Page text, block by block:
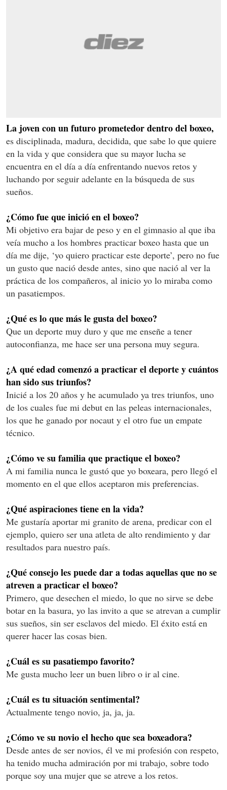
La joven con un futuro prometedor dentro del boxeo,
es disciplinada, madura, decidida, que sabe lo que quiere
en la vida y que considera que su mayor lucha se
encuentra en el día a día enfrentando nuevos retos y
luchando por seguir adelante en la búsqueda de sus
sueños.
¿Cómo fue que inició en el boxeo?
Mi objetivo era bajar de peso y en el gimnasio al que iba
veía mucho a los hombres practicar boxeo hasta que un
día me dije, ‘yo quiero practicar este deporte’, pero no fue
un gusto que nació desde antes, sino que nació al ver la
práctica de los compañeros, al inicio yo lo miraba como
un pasatiempos.
¿Qué es lo que más le gusta del boxeo?
Que un deporte muy duro y que me enseñe a tener
autoconfianza, me hace ser una persona muy segura.
¿A qué edad comenzó a practicar el deporte y cuántos
han sido sus triunfos?
Inicié a los 20 años y he acumulado ya tres triunfos, uno
de los cuales fue mi debut en las peleas internacionales,
los que he ganado por nocaut y el otro fue un empate
técnico.
¿Cómo ve su familia que practique el boxeo?
A mi familia nunca le gustó que yo boxeara, pero llegó el
momento en el que ellos aceptaron mis preferencias.
¿Qué aspiraciones tiene en la vida?
Me gustaría aportar mi granito de arena, predicar con el
ejemplo, quiero ser una atleta de alto rendimiento y dar
resultados para nuestro país.
¿Qué consejo les puede dar a todas aquellas que no se
atreven a practicar el boxeo?
Primero, que desechen el miedo, lo que no sirve se debe
botar en la basura, yo las invito a que se atrevan a cumplir
sus sueños, sin ser esclavos del miedo. El éxito está en
querer hacer las cosas bien.
¿Cuál es su pasatiempo favorito?
Me gusta mucho leer un buen libro o ir al cine.
¿Cuál es tu situación sentimental?
Actualmente tengo novio, ja, ja, ja.
¿Cómo ve su novio el hecho que sea boxeadora?
Desde antes de ser novios, él ve mi profesión con respeto,
ha tenido mucha admiración por mi trabajo, sobre todo
porque soy una mujer que se atreve a los retos.